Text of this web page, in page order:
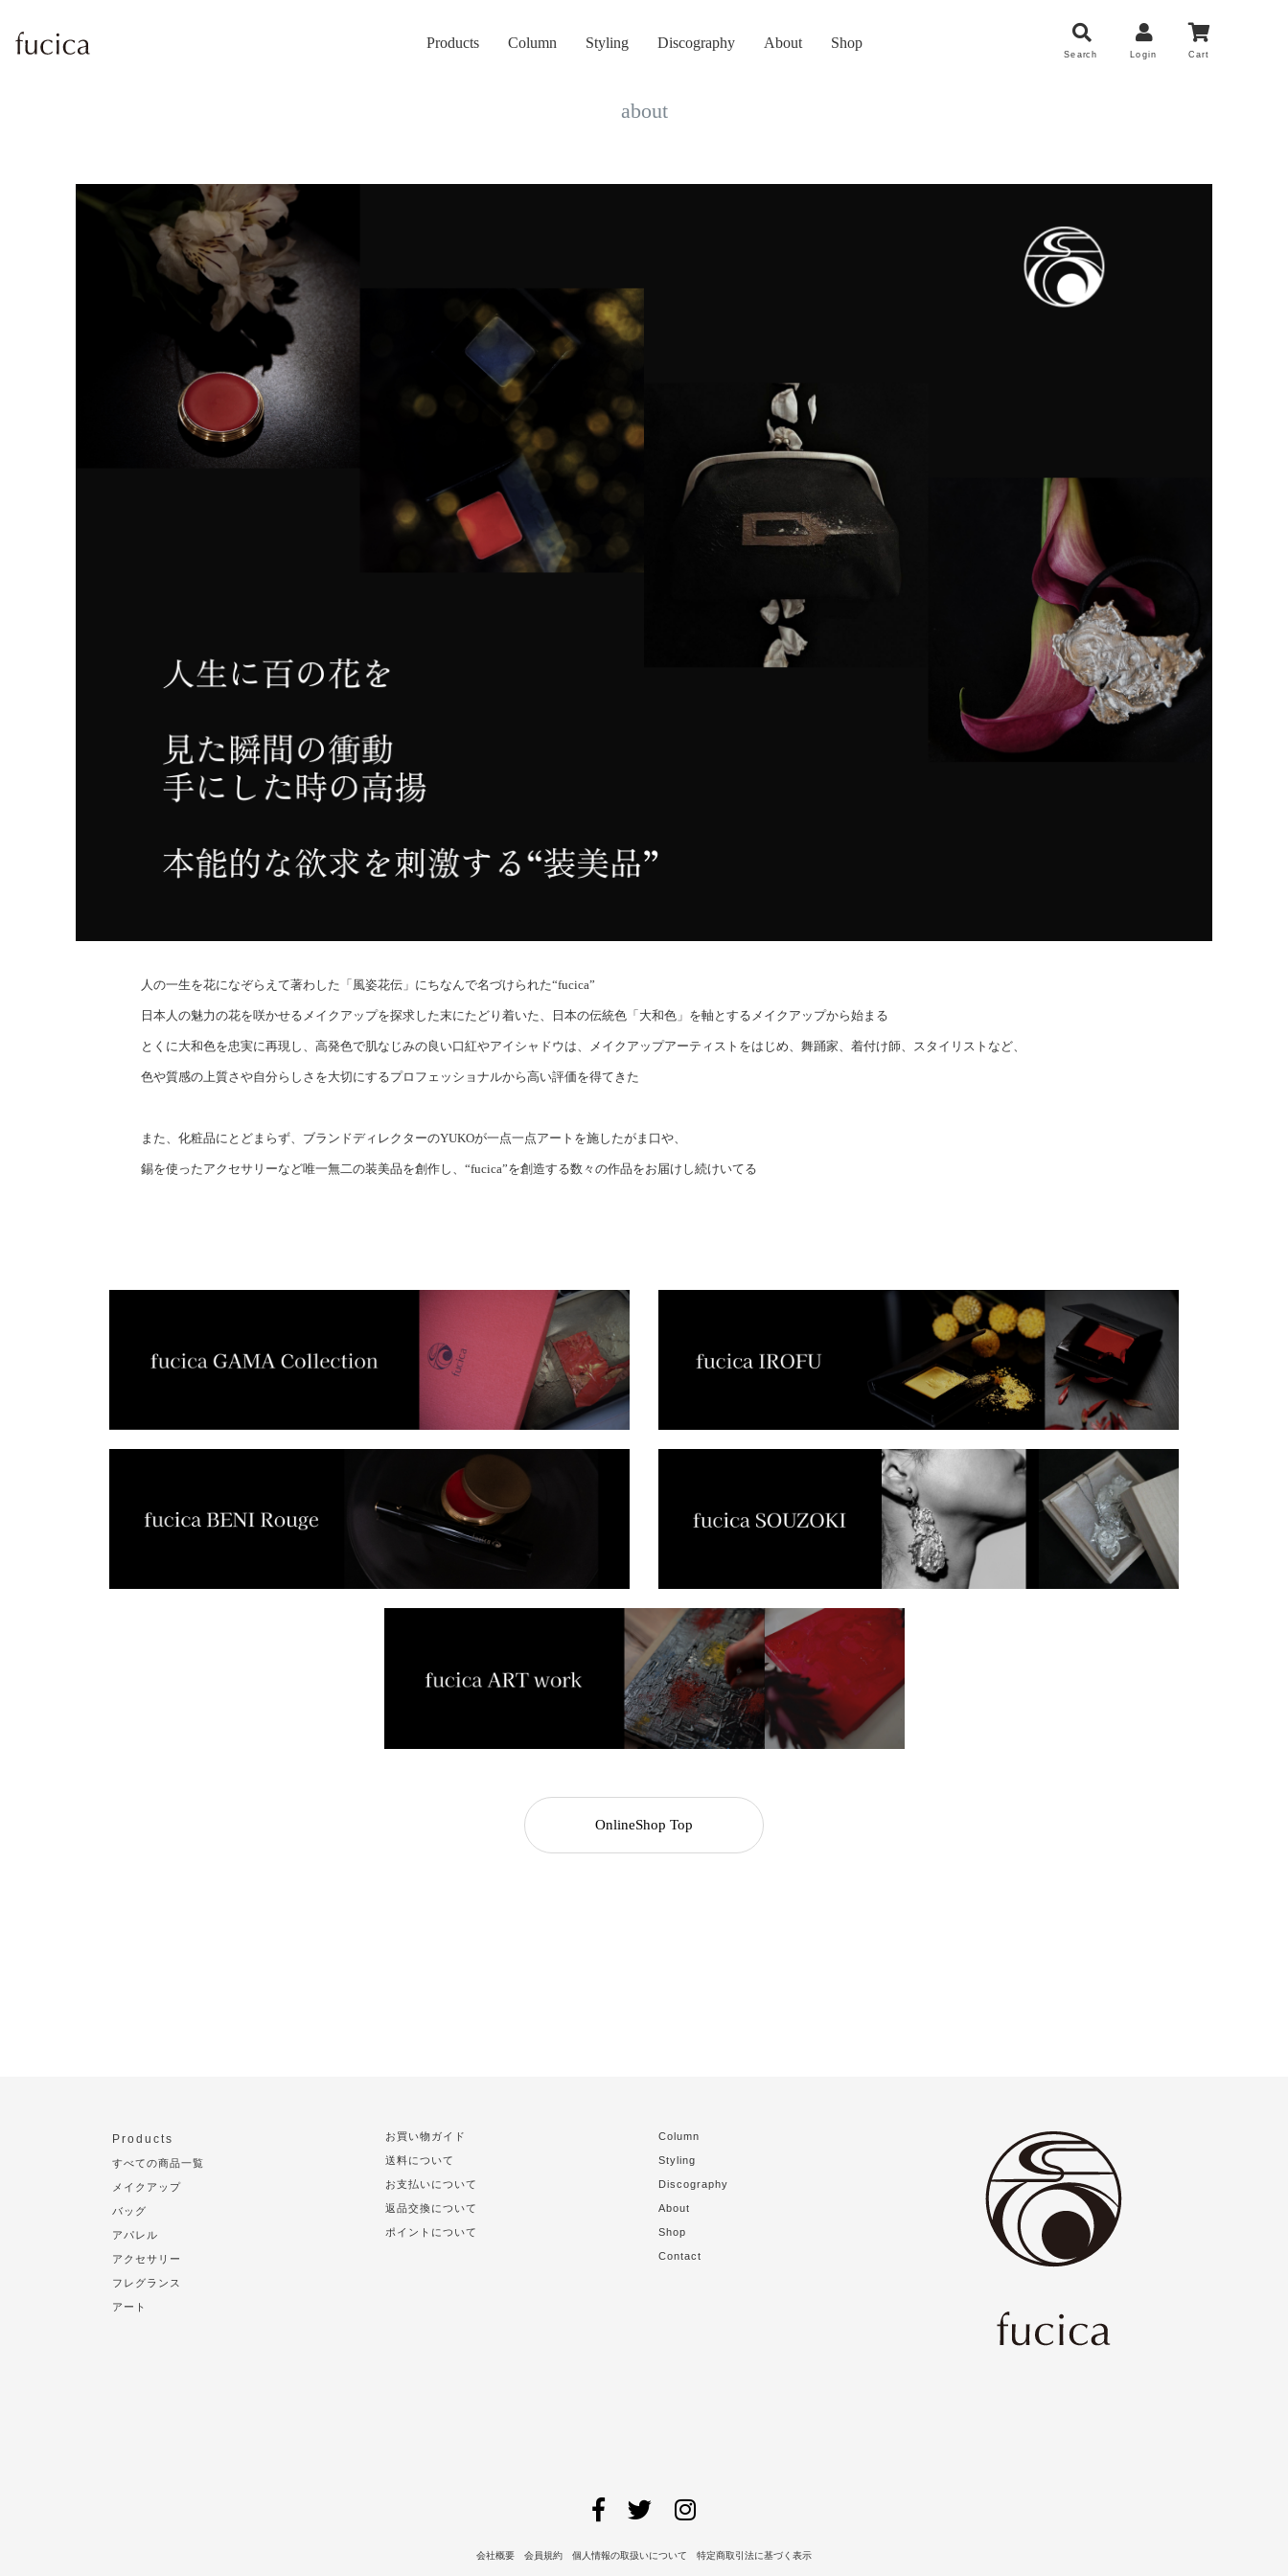
Products Column Styling Discography About Shop
Search Login Cart
about
人の一生を花になぞらえて著わした「風姿花伝」にちなんで名づけられた“fucica”
日本人の魅力の花を咲かせるメイクアップを探求した末にたどり着いた、日本の伝統色「大和色」を軸とするメイクアップから始まる
とくに大和色を忠実に再現し、高発色で肌なじみの良い口紅やアイシャドウは、メイクアップアーティストをはじめ、舞踊家、着付け師、スタイリストなど、
色や質感の上質さや自分らしさを大切にするプロフェッショナルから高い評価を得てきた
また、化粧品にとどまらず、ブランドディレクターのYUKOが一点一点アートを施したがま口や、
錫を使ったアクセサリーなど唯一無二の装美品を創作し、“fucica”を創造する数々の作品をお届けし続けいてる
OnlineShop Top
Products
すべての商品一覧
メイクアップ
バッグ
アパレル
アクセサリー
フレグランス
アート
お買い物ガイド
送料について
お支払いについて
返品交換について
ポイントについて
Column
Styling
Discography
About
Shop
Contact
会社概要 会員規約 個人情報の取扱いについて 特定商取引法に基づく表示